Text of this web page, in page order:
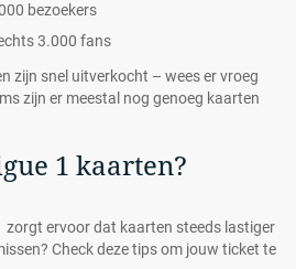
bezoekers
3.000 fans
zijn snel uitverkocht – wees er vroeg
zijn er meestal nog genoeg kaarten
1 kaarten?
zorgt ervoor dat kaarten steeds lastiger
Check deze tips om jouw ticket te